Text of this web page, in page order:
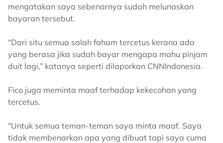
mengatakan saya sebenarnya sudah melunaskan
bayaran tersebut.
“Dari situ semua salah faham tercetus kerana ada
yang berasa jika sudah bayar mengapa mahu pinjam
duit lagi,” katanya seperti dilaporkan CNNIndonesia.
Fico juga meminta maaf terhadap kekecohan yang
tercetus.
“Untuk semua teman-teman saya minta maaf. Saya
tidak membenarkan apa yang dibuat tapi saya cuma